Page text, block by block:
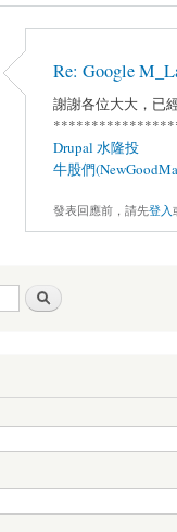
Re: Google
謝謝各位大大，已
Drupal 水隆投
牛股們
發表回應前，請先登入